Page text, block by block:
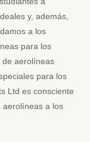
y, además,
a los
para los
de aerolíneas
para los
Ltd es consciente
aerolíneas a los